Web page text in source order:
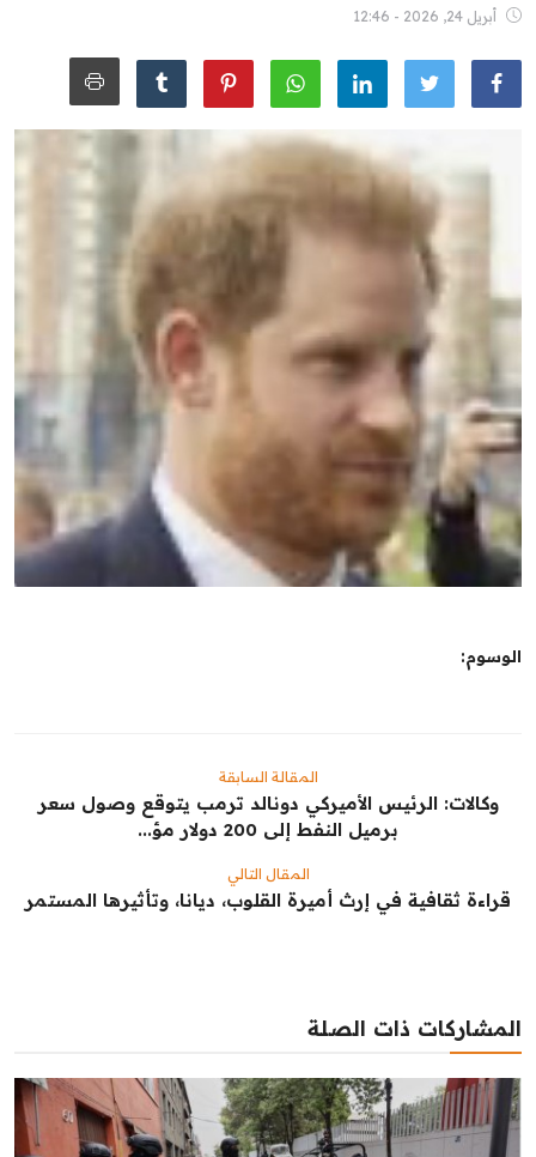
سبوت
المنوعات
اليوم في التاريخ
Arabic
أبريل 24, 2026 - 12:46
الوسوم:
المقالة السابقة
وكالات: ‏الرئيس الأميركي دونالد ترمب يتوقع وصول سعر
برميل النفط إلى 200 دولار مؤ...
المقال التالي
قراءة ثقافية في إرث أميرة القلوب، ديانا، وتأثيرها المستمر
المشاركات ذات الصلة